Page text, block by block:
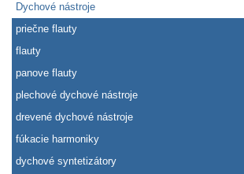
Dychové nástroje
priečne flauty
flauty
panove flauty
plechové dychové nástroje
drevené dychové nástroje
fúkacie harmoniky
dychové syntetizátory